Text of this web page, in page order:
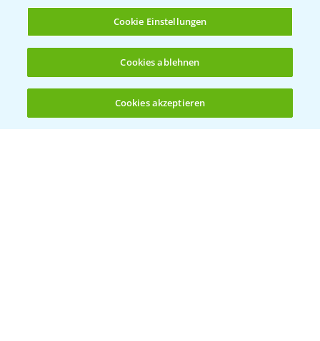
Standortreport Rommerskirchen - Vorteile
des Fungizideinsatzes in der Gerste
23.03.2026
(noch 4)
Cookie Einstellungen
Cookies ablehnen
Cookies akzeptieren